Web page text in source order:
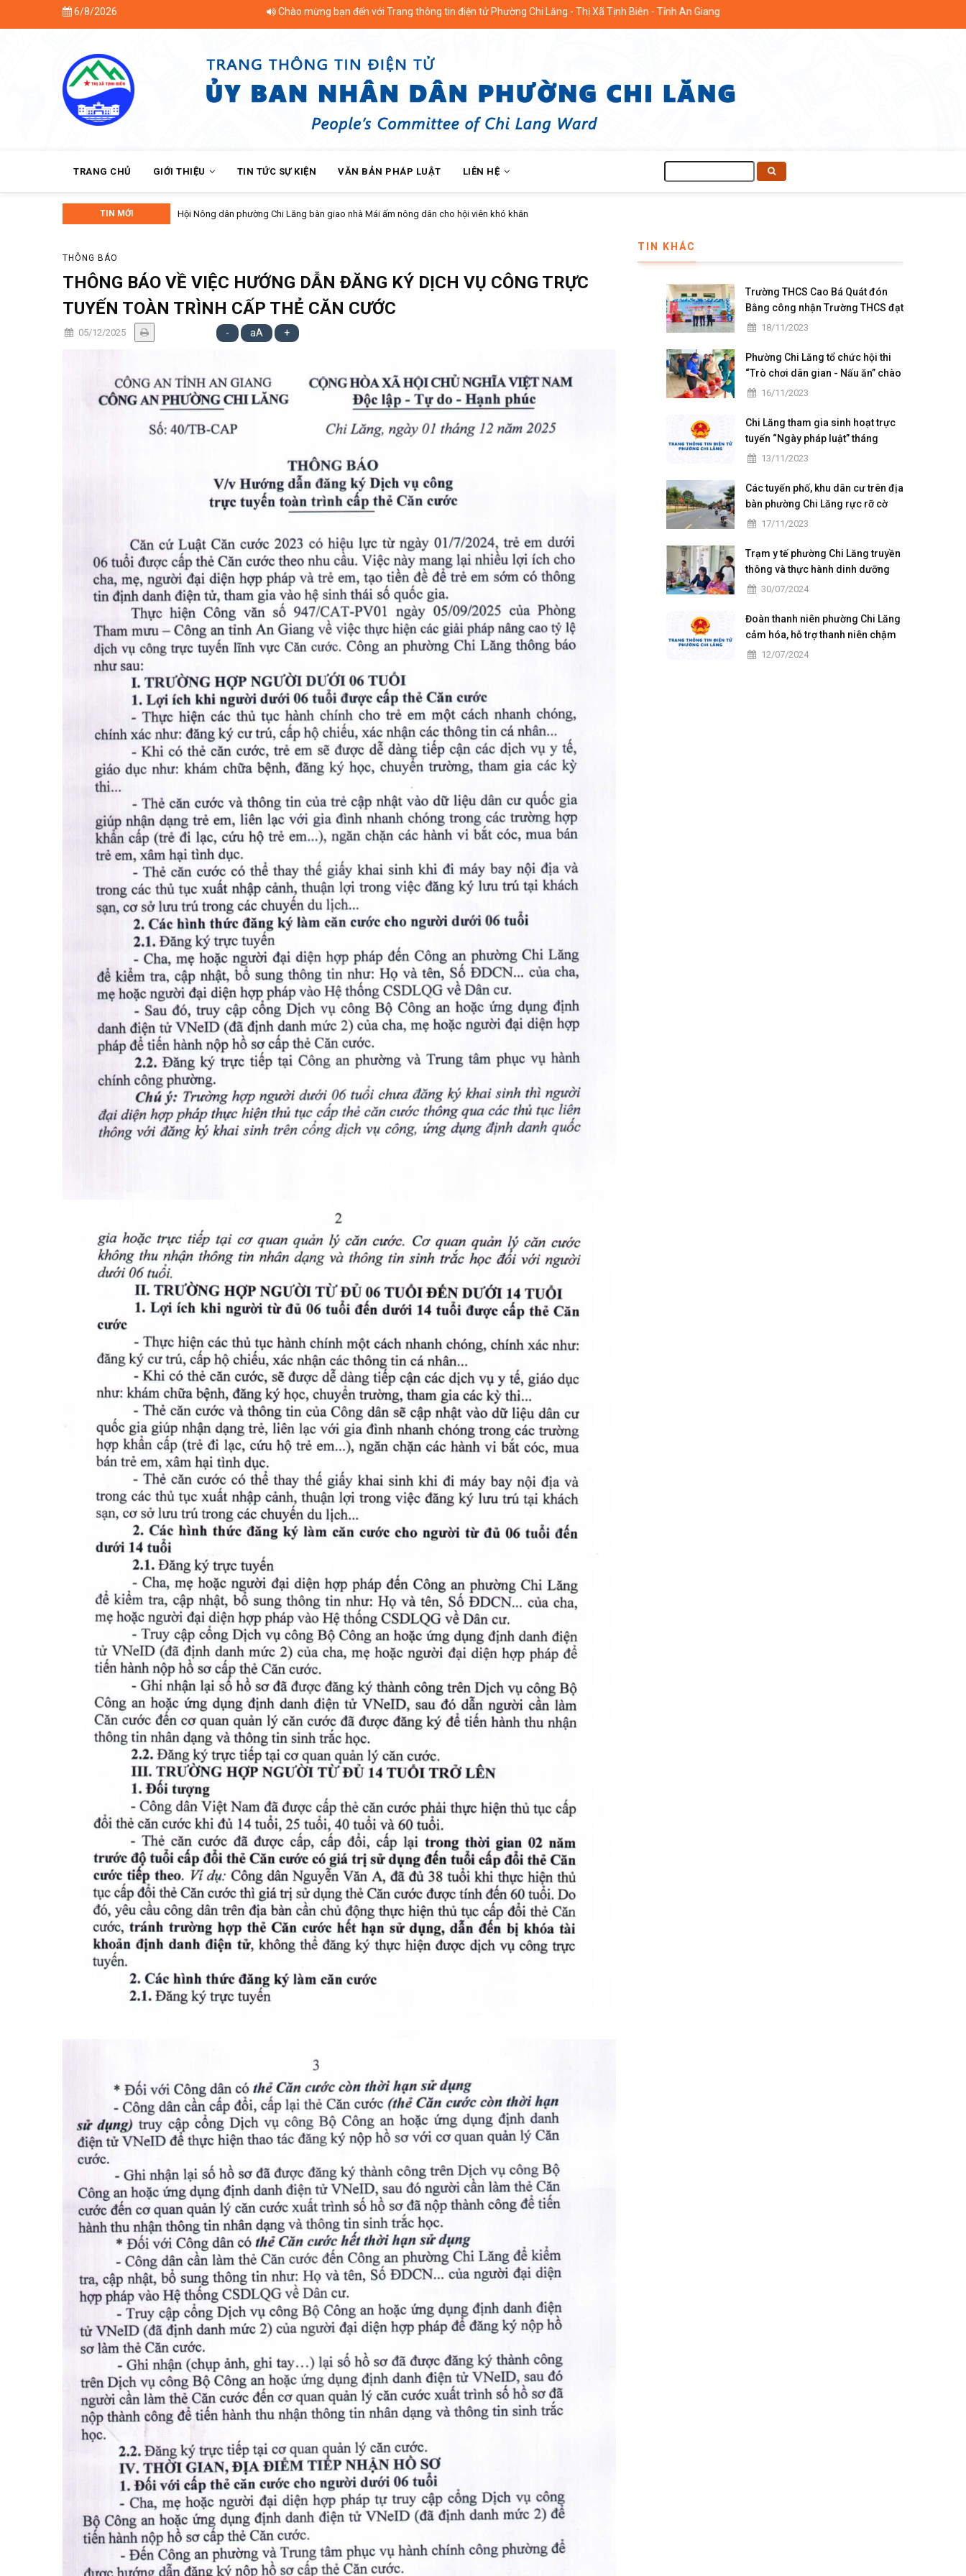
6/8/2026 Chào mừng bạn đến với Trang thông tin điện tử Phường Chi Lăng - Thị Xã Tịnh Biên - Tỉnh An Giang
NAVIGATION
TRANG CHỦ GIỚI THIỆU TIN TỨC SỰ KIỆN VĂN BẢN PHÁP LUẬT LIÊN HỆ
kiếm
TIN MỚI Phường Chi Lăng tổ chức Lễ công bố và trao quyết định công tác cán bộ
THÔNG BÁO
THÔNG BÁO VỀ VIỆC HƯỚNG DẪN ĐĂNG KÝ DỊCH VỤ CÔNG TRỰC
TUYẾN TOÀN TRÌNH CẤP THẺ CĂN CƯỚC
05/12/2025 - aA +
TIN KHÁC
Trường THCS Cao Bá Quát đón
Bằng công nhận Trường THCS đạt
chuẩn Quốc gia mức độ I và họp
giáo Việt Nam
18/11/2023
Phường Chi Lăng tổ chức hội thi
“Trò chơi dân gian - Nấu ăn” chào
mừng ngày hội Đại đoàn kết toàn
16/11/2023
Chi Lăng tham gia sinh hoạt trực
tuyến “Ngày pháp luật” tháng
11/2023
13/11/2023
Các tuyến phố, khu dân cư trên địa
bàn phường Chi Lăng rực rỡ cờ
hoa ngày hội Đại đoàn kết toàn
17/11/2023
Trạm y tế phường Chi Lăng truyền
thông và thực hành dinh dưỡng
cho các bà mẹ có con nhỏ trên
30/07/2024
Đoàn thanh niên phường Chi Lăng
cảm hóa, hỗ trợ thanh niên chậm
tiến12/07/2024